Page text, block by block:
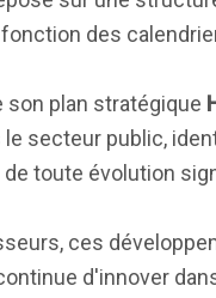
des
son plan stratégique
secteur public,
toute évolution
ces
d'innover